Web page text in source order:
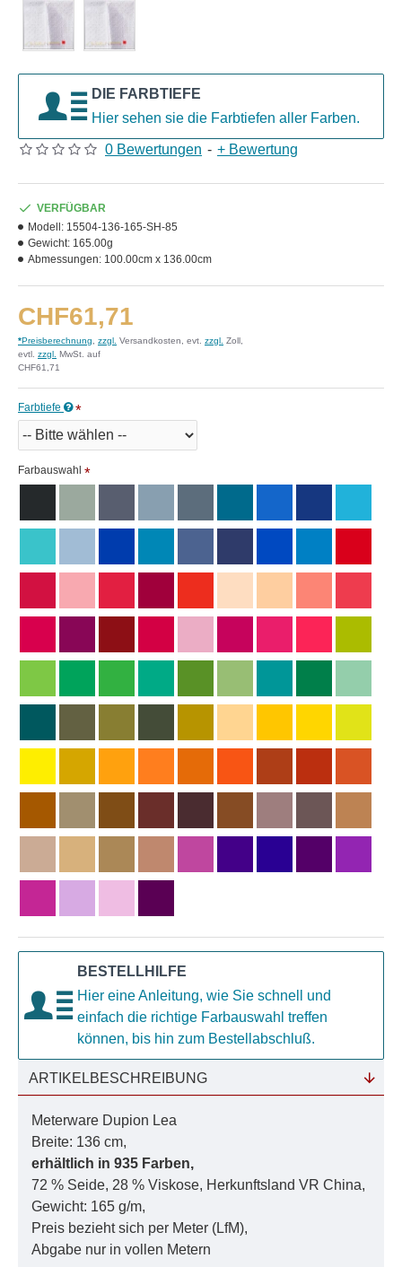
DIE FARBTIEFE
Hier sehen sie die Farbtiefen aller Farben.
0 Bewertungen - + Bewertung
CHF61,71
*Preisberechnung zzgl. Versandkosten, evt. zzgl. Zoll,
evtl. zzgl. MwSt. auf
CHF61,71
VERFÜGBAR
Modell: 15504-136-165-SH-85
Gewicht: 165.00g
Abmessungen: 100.00cm x 136.00cm
Farbtiefe
Farbauswahl
BESTELLHILFE
Hier eine Anleitung, wie Sie schnell und
einfach die richtige Farbauswahl treffen
können, bis hin zum Bestellabschluß.
ARTIKELBESCHREIBUNG
Meterware Dupion Lea
Breite: 136 cm,
erhältlich in 935 Farben,
72 % Seide, 28 % Viskose, Herkunftsland VR China,
Gewicht: 165 g/m,
Preis bezieht sich per Meter (LfM),
Abgabe nur in vollen Metern